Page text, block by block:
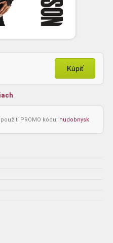
Kúpiť
PROMO kódu: hudobnysk